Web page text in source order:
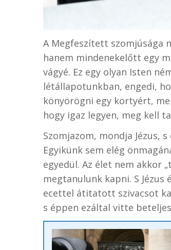
A Megfeszített szomjúsága
hanem mindenekelőtt egy
vágyé. Ez egy olyan Isten
létállapotunkban, engedi,
könyörögni egy kortyért,
hogy igaz legyen, meg kell
Szomjazom, mondja Jézus,
Egyikünk sem elég
egyedül. Az élet nem akkor
megtanulunk kapni. S
ecettel átitatott szivacsot
s éppen ezáltal vitte